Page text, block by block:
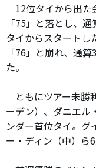
12位タイから出た
「75」と落とし、
タイからスタートし
「76」と崩れ、通
た。
ともにツアー未勝
ーデン）、ダニエル
ンダー首位タイ。グ
ー・ディン（中）ら